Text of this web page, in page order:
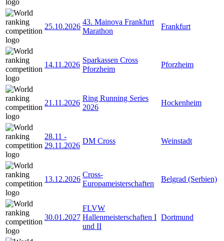
25.10.2026
43. Mainova Frankfurt
Marathon
Frankfurt
14.11.2026
Sparkassen Cross
Pforzheim
Pforzheim
21.11.2026
Ring Running Series
2026
Hockenheim
28.11 -
29.11.2026
DM Cross Weinstadt
13.12.2026
Cross-
Europameisterschaften
Belgrad (Serbien)
30.01.2027
FLVW
Hallenmeisterschaften I
und II
Dortmund